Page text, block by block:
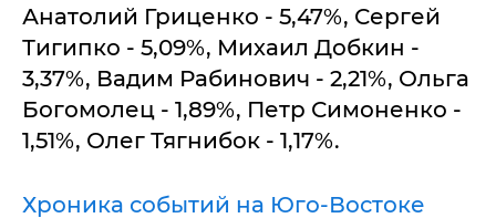
Анатолий Гриценко - 5,47%, Сергей
Тигипко - 5,09%, Михаил Добкин -
3,37%, Вадим Рабинович - 2,21%, Ольга
Богомолец - 1,89%, Петр Симоненко -
1,51%, Олег Тягнибок - 1,17%.
Хроника событий на Юго-Востоке